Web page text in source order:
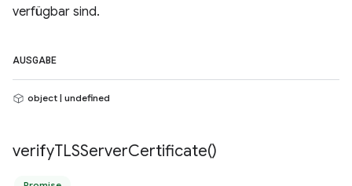
verfügbar sind.
AUSGABE
object | undefined
verifyTLSServerCertificate()